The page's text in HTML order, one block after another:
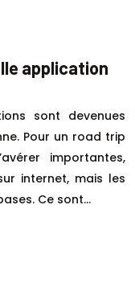
application
sont devenues
Pour un road trip
importantes,
internet, mais les
Ce sont…